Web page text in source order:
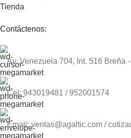
Tienda
Contáctenos:
Av. Venezuela 704, Int. 516 Breña
Cel: 943019481 / 952001574
Email: ventas@agaltic.com /